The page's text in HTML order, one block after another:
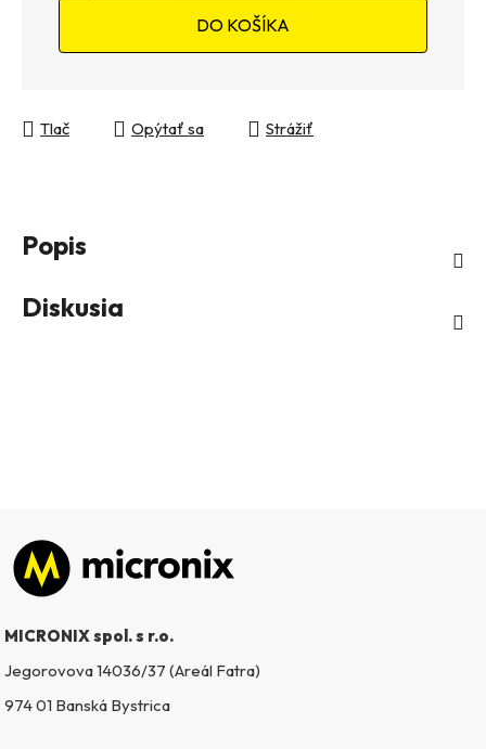
DO KOŠÍKA
Tlač Opýtať sa Strážiť
Popis
Diskusia
Zápätie
MICRONIX spol. s r.o.
Jegorovova 14036/37 (Areál Fatra)
974 01 Banská Bystrica